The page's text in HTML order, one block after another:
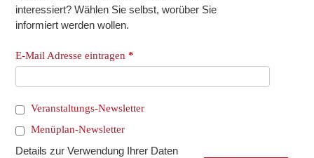
interessiert? Wählen Sie selbst, worüber Sie
informiert werden wollen.
E-Mail Adresse eintragen*
Veranstaltungs-Newsletter
Menüplan-Newsletter
Details zur Verwendung Ihrer Daten